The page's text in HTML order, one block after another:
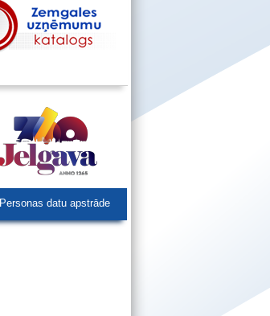
Personas datu apstrāde